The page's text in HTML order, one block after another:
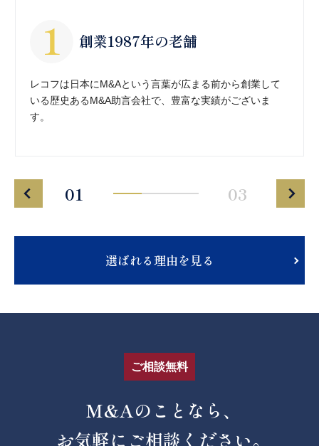
創業1987年の老舗
レコフは日本にM&Aという言葉が広まる前から創業して
いる歴史あるM&A助言会社で、豊富な実績がございま
す。
01 03
選ばれる理由を見る
ご相談無料
M&Aのことなら、
お気軽にご相談ください。